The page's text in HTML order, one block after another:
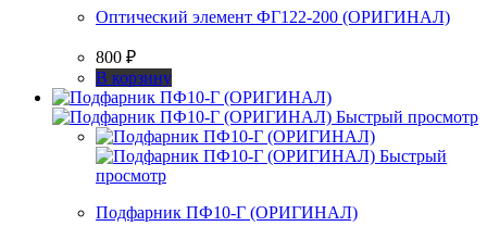
Оптический элемент ФГ122-200 (ОРИГИНАЛ)
800 ₽
В корзину
Быстрый просмотр
Быстрый
просмотр
Подфарник ПФ10-Г (ОРИГИНАЛ)